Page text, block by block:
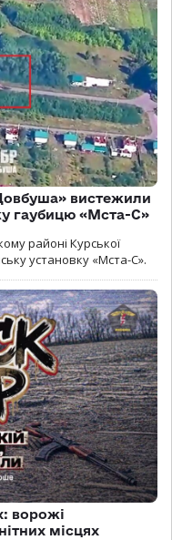
вистежили
гаубицю «Мста-С»
районі Курської
установку «Мста-С».
ворожі
місцях